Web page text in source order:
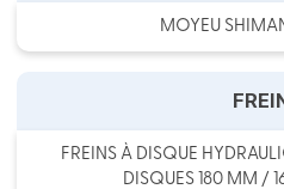
MOYEU
FREINS À DISQUE
DISQUES 180 MM /